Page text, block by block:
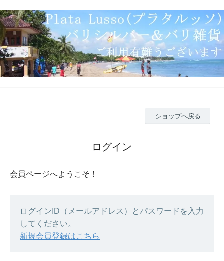
ショップへ戻る
ログイン
会員ページへようこそ！
ログインID（メールアドレス）とパスワードを入力
してください。
新規会員登録はこちら